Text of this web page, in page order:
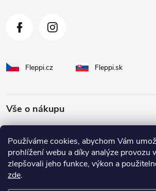
Používáme cookies, abychom Vám
prohlížení webu a díky analýze provozu
zlepšovali jeho funkce, výkon a
zde.
Fleppi.cz Fleppi.sk
Vše o nákupu
O Fleppi
Inspirace pro vás